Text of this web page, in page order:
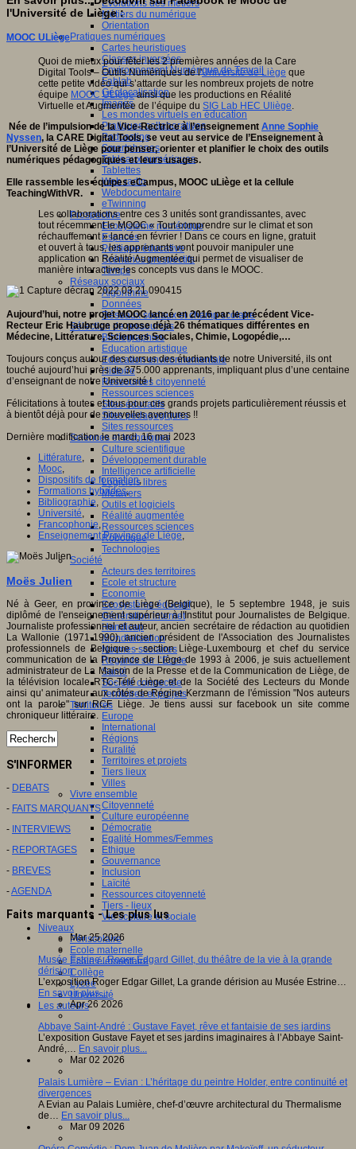
Evolutions des métiers
Métiers du numérique
Orientation
Pratiques numériques
Cartes heuristiques
Classes inversées
Environnement Numérique de Travail
Fablab
Géolocalisation
Images
Les mondes virtuels en éducation
Pratiques collaboratives
Podcasting
Smartphones
Tableaux numériques
Tablettes
Web radio
Webdocumentaire
eTwinning
Prospective
Ecosystème numérique
Espaces
Politique éducative
Scénarios prospectifs
Temps
Réseaux sociaux
Algorithme
Données
Réseaux sociaux et champ scolaire
Sélection de ressources
Bibliographies
Education artistique
Education environnementale
Histoire
Ressources citoyenneté
Ressources sciences
Sites éducatifs
Sites pédagogiques
Sites ressources
Sciences et techniques
Culture scientifique
Développement durable
Intelligence artificielle
Logiciels libres
Métavers
Outils et logiciels
Réalité augmentée
Ressources sciences
Robotique
Technologies
Société
Acteurs des territoires
Ecole et structure
Economie
Ecosystème éducatif
Génération internet
Handicap
Mondialisation
Normes scolaires
Regards sur l’Ecole
Santé
Société connectée
Territoires et projets
Territoires
Europe
International
Régions
Ruralité
Territoires et projets
Tiers lieux
Villes
Vivre ensemble
Citoyenneté
Culture européenne
Démocratie
Egalité Hommes/Femmes
Ethique
Gouvernance
Inclusion
Laïcité
Ressources citoyenneté
Tiers - lieux
Vie scolaire et sociale
Niveaux
Périscolaire
Ecole maternelle
Ecole élémentaire
Collège
Lycée
Université
Les auteurs
l'Université de Liège :
MOOC ULiège
Quoi de mieux pour fêter les 2 premières années de la Care
Digital Tools – Outils Numériques de l'Université de Liège que
cette petite vidéo qui s’attarde sur les nombreux projets de notre
équipe MOOC ULiègeainsi que les productions en Réalité
Virtuelle et Augmentée de l’équipe du SIG Lab HEC Uliège.
Née de l’impulsion de la Vice-Rectrice à l’enseignement Anne Sophie
Nyssen, la CARE Digital Tools, se veut au service de l’Enseignement à
l’Université de Liège pour penser, orienter et planifier le choix des outils
numériques pédagogiques et leurs usages.
Elle rassemble les équipes eCampus, MOOC uLiège et la cellule
TeachingWithVR.
Les collaborations entre ces 3 unités sont grandissantes, avec
tout récemment le MOOC « Tout comprendre sur le climat et son
réchauffement » lancé en février ! Dans ce cours en ligne, gratuit
et ouvert à tous, les apprenants vont pouvoir manipuler une
application en Réalité Augmentée qui permet de visualiser de
manière interactive les concepts vus dans le MOOC.
Aujourd’hui, notre projet MOOC lancé en 2016 par le précédent Vice-
Recteur Eric Haubruge propose déjà 26 thématiques différentes en
Médecine, Littérature, Sciences Sociales, Chimie, Logopédie,…
Toujours conçus autour des cursus des étudiants de notre Université, ils ont
touché aujourd’hui près de 375.000 apprenants, impliquant plus d’une centaine
d’enseignant de notre Université !
Félicitations à toutes et tous pour ces grands projets particulièrement réussis et
à bientôt déjà pour de nouvelles aventures !!
Dernière modification le mardi, 16 mai 2023
Littérature,
Mooc,
Dispositifs de formation,
Formations hybrides,
Bibliographie,
Université,
Francophonie,
Enseignement Province de Liège,
Moës Julien
Né à Geer, en province de Liège (Belgique), le 5 septembre 1948, je suis
diplômé de l'enseignement supérieur à l'Institut pour Journalistes de Belgique.
Journaliste professionnel et auteur, ancien secrétaire de rédaction au quotidien
La Wallonie (1971-1990), ancien président de l'Association des Journalistes
professionnels de Belgique - section Liège-Luxembourg et chef du service
communication de la Province de Liège de 1993 à 2006, je suis actuellement
administrateur de La Maison de la Presse et de la Communication de Liège, de
la télévision locale RTC-Télé Liège et de la Société des Lecteurs du Monde
ainsi qu' animateur aux côtés de Régine Kerzmann de l'émission "Nos auteurs
ont la parole" sur RCF Liège. Je tiens aussi sur facebook un site comme
chroniqueur littéraire.
S'INFORMER
- DEBATS
- FAITS MARQUANTS
- INTERVIEWS
- REPORTAGES
- BREVES
-AGENDA
Faits marquants - Les plus lus
Mar 25 2026
Musée Estrine : Roger Edgard Gillet, du théâtre de la vie à la grande
dérision
L’exposition Roger Edgar Gillet, La grande dérision au Musée Estrine…
En savoir plus...
Apr 26 2026
Abbaye Saint-André : Gustave Fayet, rêve et fantaisie de ses jardins
L’exposition Gustave Fayet et ses jardins imaginaires à l’Abbaye Saint-
André,… En savoir plus...
Mar 02 2026
Palais Lumière – Evian : L’héritage du peintre Holder, entre continuité et
divergences
A Evian au Palais Lumière, chef-d’œuvre architectural du Thermalisme
de… En savoir plus...
Mar 09 2026